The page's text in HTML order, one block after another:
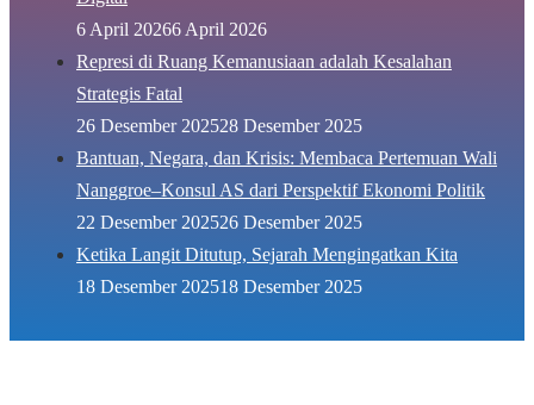
6 April 20266 April 2026
Represi di Ruang Kemanusiaan adalah Kesalahan
Strategis Fatal
26 Desember 202528 Desember 2025
Bantuan, Negara, dan Krisis: Membaca Pertemuan Wali
Nanggroe–Konsul AS dari Perspektif Ekonomi Politik
22 Desember 202526 Desember 2025
Ketika Langit Ditutup, Sejarah Mengingatkan Kita
18 Desember 202518 Desember 2025